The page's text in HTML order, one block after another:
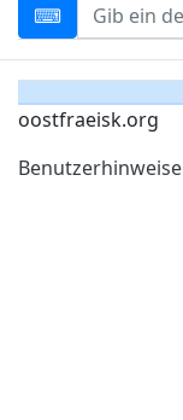
oostfraeisk.org
Benutzerhinweise